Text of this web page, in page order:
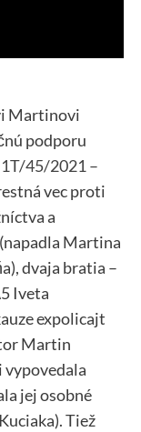
Martinovi
podporu
1T/45/2021 –
vec proti
a
Martina
dvaja bratia –
Iveta
expolicajt
Martin
vypovedala
jej osobné
Tiež